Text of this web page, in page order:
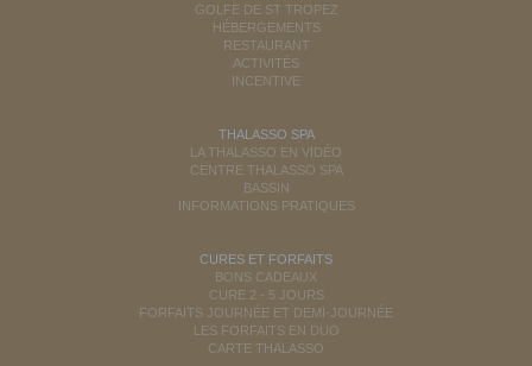
GOLFE DE ST TROPEZ
HÉBERGEMENTS
RESTAURANT
ACTIVITÉS
INCENTIVE
THALASSO SPA
LA THALASSO EN VIDÉO
CENTRE THALASSO SPA
BASSIN
INFORMATIONS PRATIQUES
CURES ET FORFAITS
BONS CADEAUX
CURE 2 - 5 JOURS
FORFAITS JOURNÉE ET DEMI-JOURNÉE
LES FORFAITS EN DUO
CARTE THALASSO